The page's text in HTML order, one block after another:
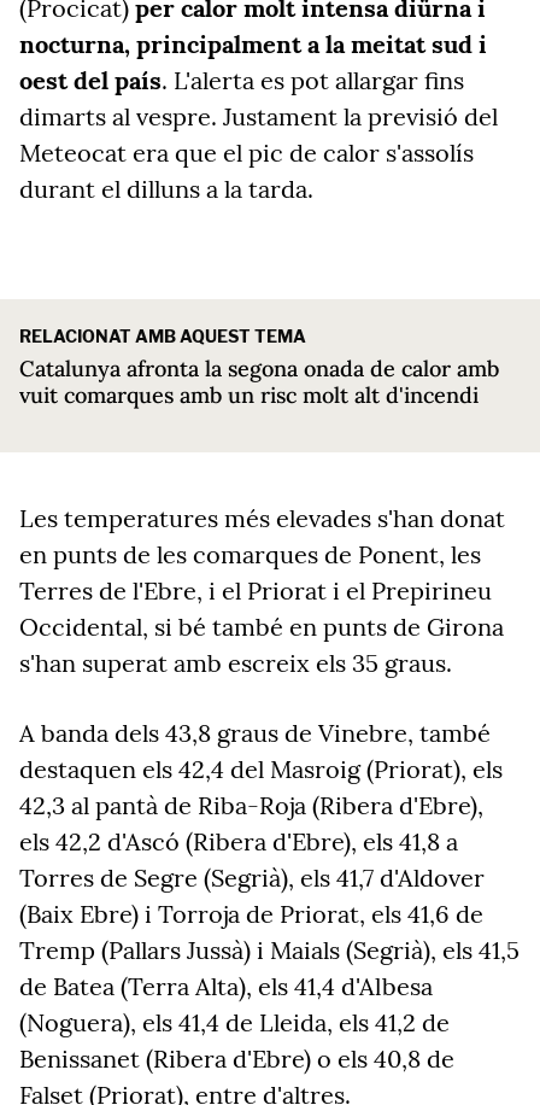
(Procicat) per calor molt intensa diürna i
nocturna, principalment a la meitat sud i
oest del país. L'alerta es pot allargar fins
dimarts al vespre. Justament la previsió del
Meteocat era que el pic de calor s'assolís
durant el dilluns a la tarda.
RELACIONAT AMB AQUEST TEMA
Catalunya afronta la segona onada de calor amb
vuit comarques amb un risc molt alt d'incendi
Les temperatures més elevades s'han donat
en punts de les comarques de Ponent, les
Terres de l'Ebre, i el Priorat i el Prepirineu
Occidental, si bé també en punts de Girona
s'han superat amb escreix els 35 graus.
A banda dels 43,8 graus de Vinebre, també
destaquen els 42,4 del Masroig (Priorat), els
42,3 al pantà de Riba-Roja (Ribera d'Ebre),
els 42,2 d'Ascó (Ribera d'Ebre), els 41,8 a
Torres de Segre (Segrià), els 41,7 d'Aldover
(Baix Ebre) i Torroja de Priorat, els 41,6 de
Tremp (Pallars Jussà) i Maials (Segrià), els 41,5
de Batea (Terra Alta), els 41,4 d'Albesa
(Noguera), els 41,4 de Lleida, els 41,2 de
Benissanet (Ribera d'Ebre) o els 40,8 de
Falset (Priorat), entre d'altres.